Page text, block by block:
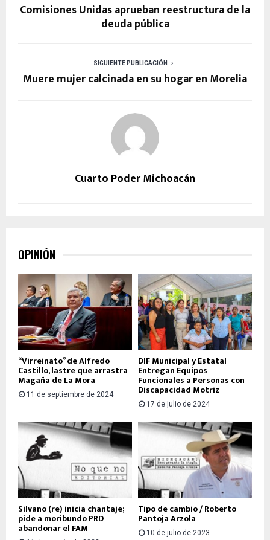
Comisiones Unidas aprueban reestructura de la
deuda pública
SIGUIENTE PUBLICACIÓN
Muere mujer calcinada en su hogar en Morelia
Cuarto Poder Michoacán
OPINIÓN
“Virreinato” de Alfredo
Castillo, lastre que arrastra
Magaña de La Mora
11 de septiembre de 2024
DIF Municipal y Estatal
Entregan Equipos
Funcionales a Personas con
Discapacidad Motriz
17 de julio de 2024
Silvano (re) inicia chantaje;
pide a moribundo PRD
abandonar el FAM
Tipo de cambio / Roberto
Pantoja Arzola
10 de julio de 2023